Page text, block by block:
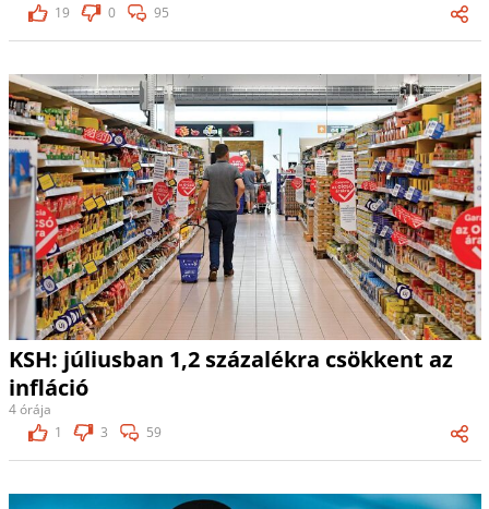
19
0 95
KSH: júliusban 1,2 százalékra csökkent az
infláció
4 órája
1
3 59